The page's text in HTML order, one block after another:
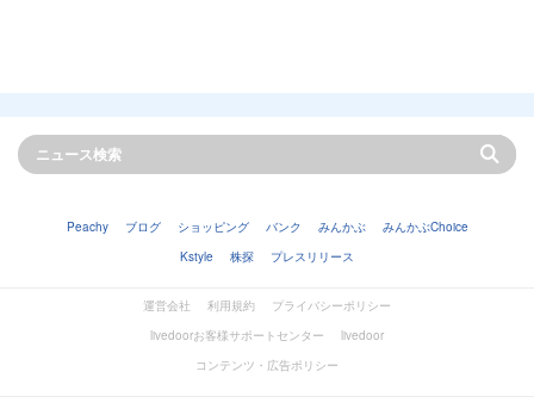
Peachy ブログ ショッピング バンク みんかぶ
みんかぶChoice
Kstyle
株探 プレスリリース
運営会社 利用規約
プライバシーポリシー
livedoorお客様サポートセンター
livedoor
コンテンツ・広告ポリシー